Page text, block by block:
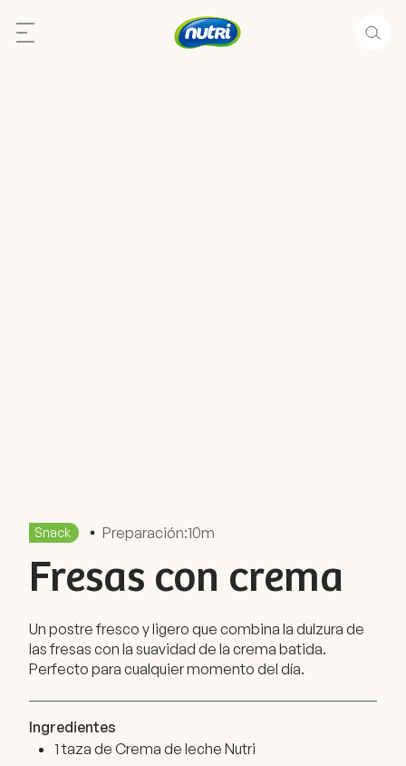
Snack Preparación:10m
Fresas con crema
Un postre fresco y ligero que combina la dulzura de
las fresas con la suavidad de la crema batida.
Perfecto para cualquier momento del día.
Ingredientes
1 taza de Crema de leche Nutri